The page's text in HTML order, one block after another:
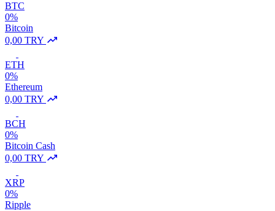
BTC
0%
Bitcoin
0,00 TRY
ETH
0%
Ethereum
0,00 TRY
BCH
0%
Bitcoin Cash
0,00 TRY
XRP
0%
Ripple